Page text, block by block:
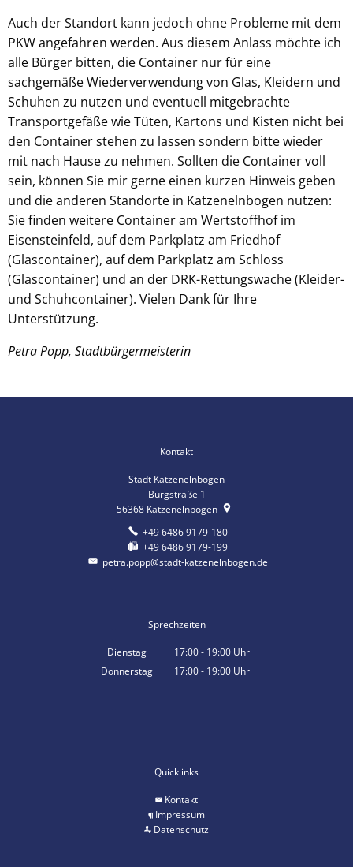
Auch der Standort kann jedoch ohne Probleme mit dem
PKW angefahren werden. Aus diesem Anlass möchte ich
alle Bürger bitten, die Container nur für eine
sachgemäße Wiederverwendung von Glas, Kleidern und
Schuhen zu nutzen und eventuell mitgebrachte
Transportgefäße wie Tüten, Kartons und Kisten nicht bei
den Container stehen zu lassen sondern bitte wieder
mit nach Hause zu nehmen. Sollten die Container voll
sein, können Sie mir gerne einen kurzen Hinweis geben
und die anderen Standorte in Katzenelnbogen nutzen:
Sie finden weitere Container am Wertstoffhof im
Eisensteinfeld, auf dem Parkplatz am Friedhof
(Glascontainer), auf dem Parkplatz am Schloss
(Glascontainer) und an der DRK-Rettungswache (Kleider-
und Schuhcontainer). Vielen Dank für Ihre
Unterstützung.
Petra Popp, Stadtbürgermeisterin
Kontakt
Stadt Katzenelnbogen
Burgstraße 1
56368 Katzenelnbogen
+49 6486 9179-180
+49 6486 9179-199
petra.popp@stadt-katzenelnbogen.de
Sprechzeiten
Dienstag 17:00- 19:00 Uhr
Von 17:00 bis 19:00 Uhr
Donnerstag 17:00- 19:00 Uhr
Quicklinks
Kontakt
Impressum
Datenschutz